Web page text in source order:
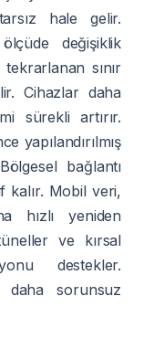
hale gelir.
değişiklik
sınır
Cihazlar daha
sürekli artırır.
yapılandırılmış
bağlantı
kalır. Mobil veri,
hızlı yeniden
ve kırsal
destekler.
daha sorunsuz